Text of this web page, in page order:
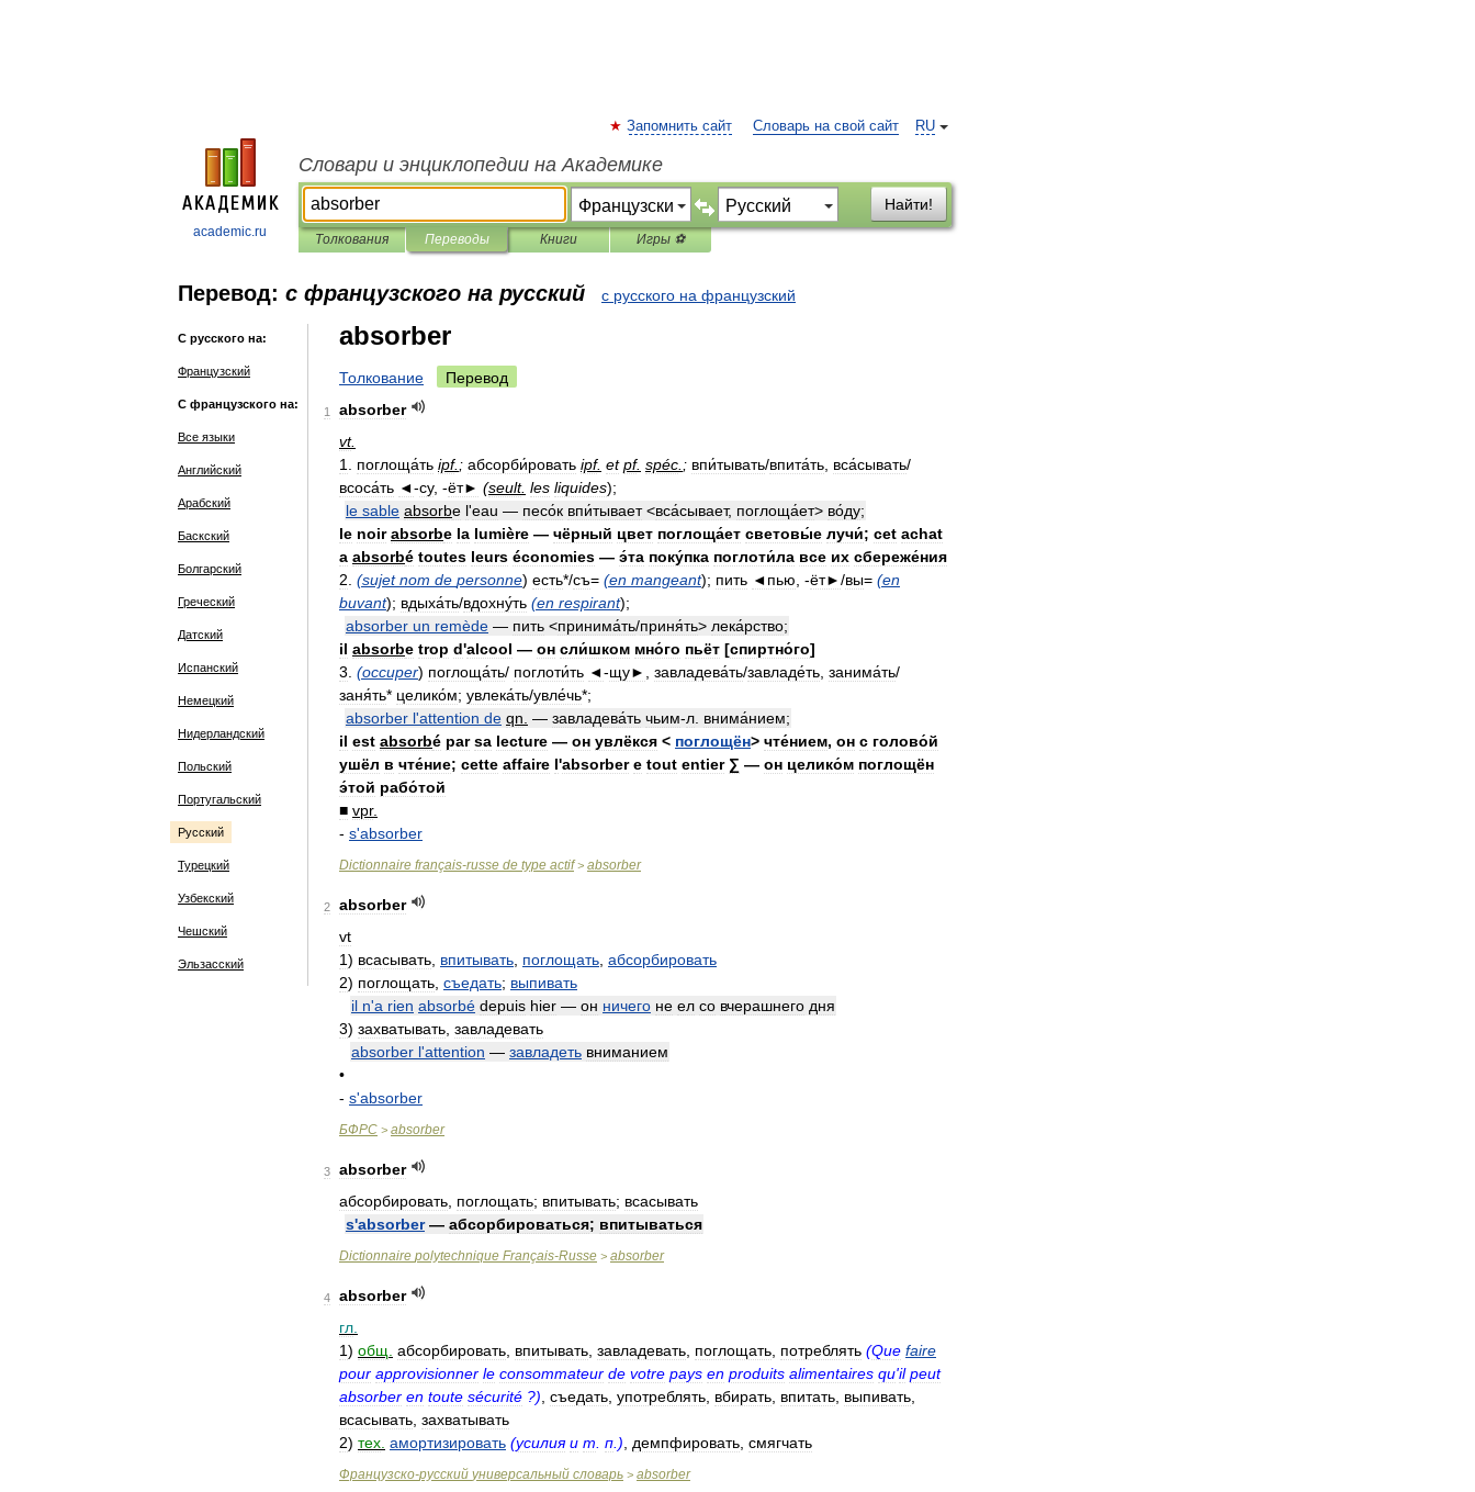
academic.ru
RU
Запомнить сайт Словарь на свой сайт
Словари и энциклопедии на Академике
Найти!
Толкования Переводы Книги Игры ⚽
Перевод: с французского на русский с русского на французский
С русского на:
Французский
С французского на:
Все языки
Английский
Арабский
Баскский
Болгарский
Греческий
Датский
Испанский
Немецкий
Нидерландский
Польский
Португальский
Русский
Турецкий
Узбекский
Чешский
Эльзасский
absorber
Толкование Перевод
1
absorber
vt.
1
поглоща́ть ipf. ; абсорби́ровать ipf. et pf. spéc ; впи́тывать/впита́ть вса́сывать/
всоса́ть ◄-су, -ёт► (seult. les liquides);
le sable absorbe l'eau — песо́к впи́тывает<вса́сывает, поглоща́ет> во́ду;
le noir absorbe la lumière — чёрный цвет поглоща́ет световы́е лучи́; cet achat
a absorbé toutes leurs économies — э́та поку́пка поглоти́ла все их сбереже́ния
2 (sujet nom de personne) есть*/съ= (en mangeant); пить ◄пью , -ёт►/вы= (en
buvant); вдыха́ть/вдохну́ть (en respirant);
absorber un remède — пить <принима́ть/приня́ть> лека́рство;
il absorbe trop d'alcool — он сли́шком мно́го пьёт [спиртно́го]
3 (occuper) поглоща́ть/ поглоти́ть ◄-щу► завладева́ть/завладе́ть занима́ть/
заня́ть* целико́м; увлека́ть/увле́чь*;
absorber l'attention de qn — завладева́ть чьим-л внима́нием;
il est absorbé par sa lecture — он увлёкся < поглощён> чте́нием, он с голово́й
ушёл в чте́ние; cette affaire l'absorber e tout entier ∑ — он целико́м поглощён
э́той рабо́той
■ vpr.
- s'absorber
Dictionnaire français-russe de type actif> absorber
2
absorber
vt
1) всасывать впитывать поглощать абсорбировать
2) поглощать съедать; выпивать
il n'a rien absorbé depuis hier — он ничего не ел со вчерашнего дня
3) захватывать завладевать
absorber l'attention — завладеть вниманием
•
- s'absorber
БФРС > absorber
3
absorber
абсорбировать поглощать; впитывать; всасывать
s'absorber— абсорбироваться; впитываться
Dictionnaire polytechnique Français-Russe > absorber
4
absorber
гл
1) общ абсорбировать впитывать завладевать поглощать потреблять (Que faire
pour approvisionner le consommateur de votre pays en produits alimentaires qu'il peut
absorber en toute sécurité ?) съедать употреблять вбирать впитать выпивать
всасывать захватывать
2) тех амортизировать (усилия и т п .) демпфировать смягчать
Французско-русский универсальный словарь > absorber